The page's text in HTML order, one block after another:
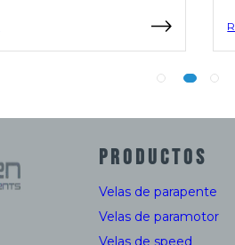
PRODUCTOS
Velas de parapente
Velas de paramotor
Velas de speed